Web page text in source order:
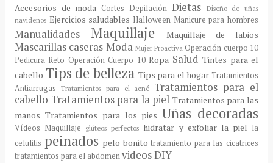
Accesorios de moda Cortes Depilación Dietas
Diseño de uñas
navideños Ejercicios saludables Halloween Manicure para hombres
Manualidades Maquillaje Maquillaje de labios
Mascarillas caseras Moda Mujer Proactiva Operación cuerpo 10
Pedicura Reto Operación Cuerpo 10 Ropa Salud Tintes para el
cabello Tips de belleza Tips para el hogar Tratamientos
Antiarrugas Tratamientos para el acné Tratamientos para el
cabello Tratamientos para la piel Tratamientos para las
manos Tratamientos para los pies Uñas decoradas
Vídeos Maquillaje glúteos perfectos hidratar y exfoliar la piel la
celulitis peinados pelo bonito tratamiento para las cicatrices
tratamientos para el abdomenvideos DIY